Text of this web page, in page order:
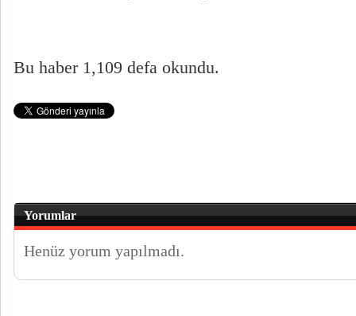
Bu haber 1,109 defa okundu.
Yorumlar
Henüz yorum yapılmadı.